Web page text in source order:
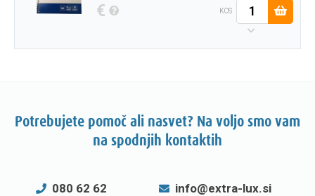
€ KOS
Potrebujete pomoč ali nasvet? Na voljo smo vam
na spodnjih kontaktih
080 62 62 info@extra-lux.si